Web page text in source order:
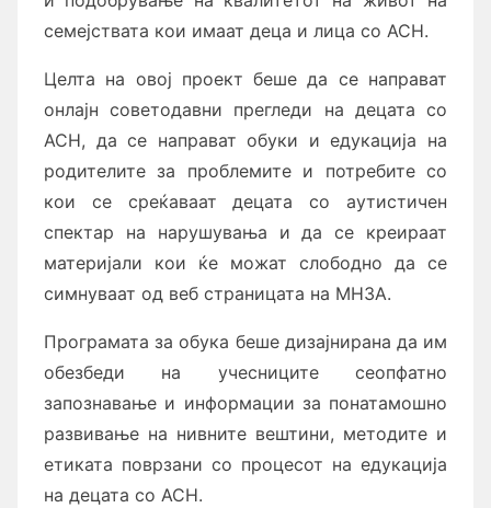
семејствата кои имаат деца и лица со АСН.
Целта на овој проект беше да се направат
онлајн советодавни прегледи на децата со
АСН, да се направат обуки и едукација на
родителите за проблемите и потребите со
кои се среќаваат децата со аутистичен
спектар на нарушувања и да се креираат
материјали кои ќе можат слободно да се
симнуваат од веб страницата на МНЗА.
Програмата за обука беше дизајнирана да им
обезбеди на учесниците сеопфатно
запознавање и информации за понатамошно
развивање на нивните вештини, методите и
етиката поврзани со процесот на едукација
на децата со АСН.